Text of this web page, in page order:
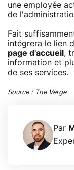
une employée
de
Fait
intégrera le lien
page d'accueil ,
information et
de ses services.
Source : The Verge
Par